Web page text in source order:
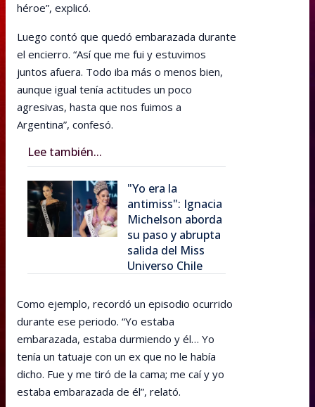
héroe”, explicó.
Luego contó que quedó embarazada durante
el encierro. “Así que me fui y estuvimos
juntos afuera. Todo iba más o menos bien,
aunque igual tenía actitudes un poco
agresivas, hasta que nos fuimos a
Argentina”, confesó.
Lee también...
"Yo era la
antimiss": Ignacia
Michelson aborda
su paso y abrupta
salida del Miss
Universo Chile
Como ejemplo, recordó un episodio ocurrido
durante ese periodo. “Yo estaba
embarazada, estaba durmiendo y él… Yo
tenía un tatuaje con un ex que no le había
dicho. Fue y me tiró de la cama; me caí y yo
estaba embarazada de él”, relató.